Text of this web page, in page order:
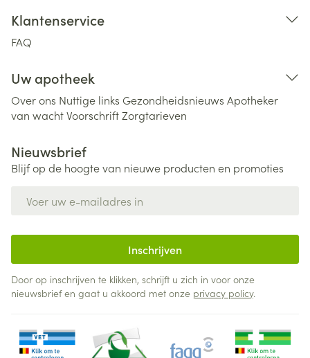
Klantenservice
FAQ
Uw apotheek
Over ons Nuttige links Gezondheidsnieuws Apotheker
van wachtVoorschriftZorgtarieven
Nieuwsbrief
Blijf op de hoogte van nieuwe producten en promoties
Inschrijven
Door op inschrijven te klikken, schrijft u zich in voor onze
nieuwsbrief en gaat u akkoord met onze privacy policy.